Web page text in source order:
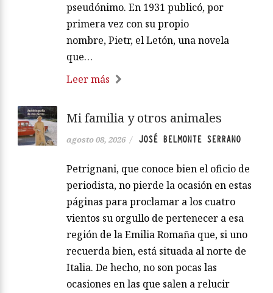
pseudónimo. En 1931 publicó, por
primera vez con su propio
nombre, Pietr, el Letón, una novela
que…
Leer más
Mi familia y otros animales
agosto 08, 2026 / JOSÉ BELMONTE SERRANO
Petrignani, que conoce bien el oficio de
periodista, no pierde la ocasión en estas
páginas para proclamar a los cuatro
vientos su orgullo de pertenecer a esa
región de la Emilia Romaña que, si uno
recuerda bien, está situada al norte de
Italia. De hecho, no son pocas las
ocasiones en las que salen a relucir